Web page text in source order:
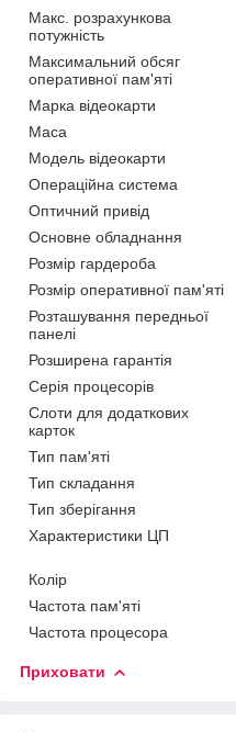
Макс. розрахункова
потужність
Максимальний обсяг
оперативної пам'яті
Марка відеокарти
Маса
Модель відеокарти
Операційна система
Оптичний привід
Основне обладнання
Розмір гардероба
Розмір оперативної пам'яті
Розташування передньої
панелі
Розширена гарантія
Серія процесорів
Слоти для додаткових
карток
Тип пам'яті
Тип складання
Тип зберігання
Характеристики ЦП
Колір
Частота пам'яті
Частота процесора
Приховати